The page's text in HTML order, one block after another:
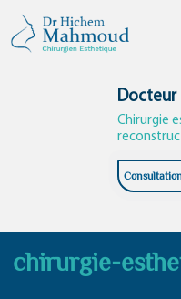
content
Docteur
Chirurgie
chirurgie-